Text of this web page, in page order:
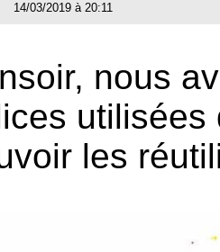
14/03/2019 à 20:11
nous
utilisées
les